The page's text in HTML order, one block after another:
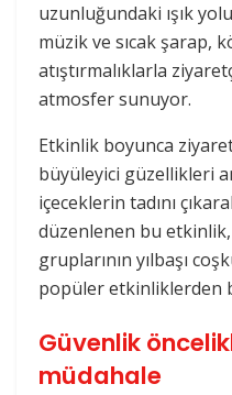
uzunluğundaki ışık
müzik ve sıcak şarap,
atıştırmalıklarla
atmosfer sunuyor.
Etkinlik boyunca
büyüleyici güzellikleri
içeceklerin tadını
düzenlenen bu
gruplarının yılbaşı
popüler etkinliklerden
Güvenlik
müdahale